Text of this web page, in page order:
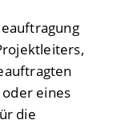
eines
die